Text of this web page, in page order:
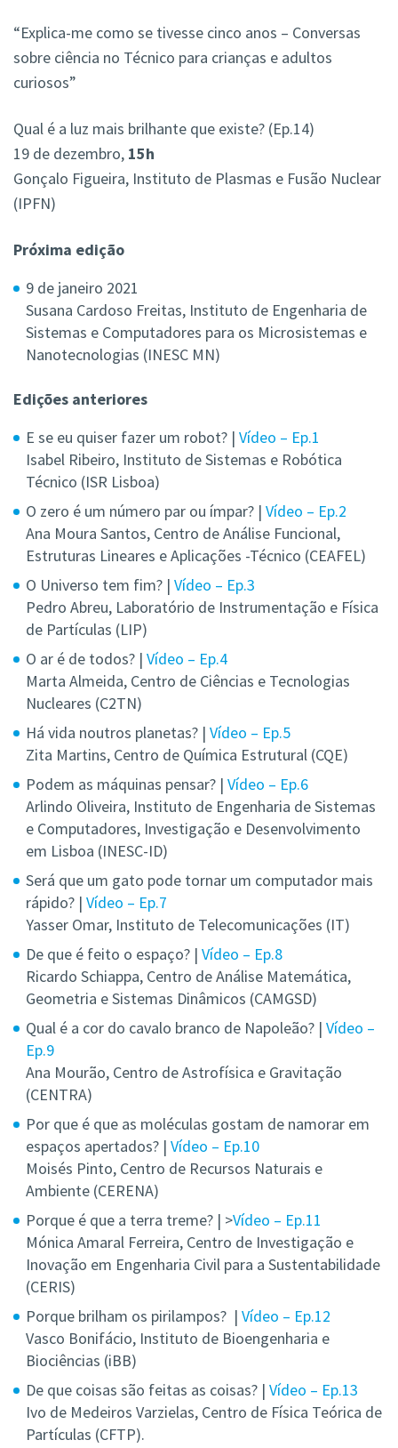
“Explica-me como se tivesse cinco anos – Conversas
sobre ciência no Técnico para crianças e adultos
curiosos”
Qual é a luz mais brilhante que existe? (Ep.14)
19 de dezembro, 15h
Gonçalo Figueira, Instituto de Plasmas e Fusão Nuclear
(IPFN)
Próxima edição
9 de janeiro 2021
Susana Cardoso Freitas, Instituto de Engenharia de
Sistemas e Computadores para os Microsistemas e
Nanotecnologias (INESC MN)
Edições anteriores
E se eu quiser fazer um robot? | Vídeo – Ep.1
Isabel Ribeiro, Instituto de Sistemas e Robótica
Técnico (ISR Lisboa)
O zero é um número par ou ímpar? | Vídeo – Ep.2
Ana Moura Santos, Centro de Análise Funcional,
Estruturas Lineares e Aplicações -Técnico (CEAFEL)
O Universo tem fim? | Vídeo – Ep.3
Pedro Abreu, Laboratório de Instrumentação e Física
de Partículas (LIP)
O ar é de todos? | Vídeo – Ep.4
Marta Almeida, Centro de Ciências e Tecnologias
Nucleares (C2TN)
Há vida noutros planetas? | Vídeo – Ep.5
Zita Martins, Centro de Química Estrutural (CQE)
Podem as máquinas pensar? | Vídeo – Ep.6
Arlindo Oliveira, Instituto de Engenharia de Sistemas
e Computadores, Investigação e Desenvolvimento
em Lisboa (INESC-ID)
Será que um gato pode tornar um computador mais
rápido? | Vídeo – Ep.7
Yasser Omar, Instituto de Telecomunicações (IT)
De que é feito o espaço? | Vídeo – Ep.8
Ricardo Schiappa, Centro de Análise Matemática,
Geometria e Sistemas Dinâmicos (CAMGSD)
Qual é a cor do cavalo branco de Napoleão? | Vídeo –
Ep.9
Ana Mourão, Centro de Astrofísica e Gravitação
(CENTRA)
Por que é que as moléculas gostam de namorar em
espaços apertados? | Vídeo – Ep.10
Moisés Pinto, Centro de Recursos Naturais e
Ambiente (CERENA)
Porque é que a terra treme? | >Vídeo – Ep.11
Mónica Amaral Ferreira, Centro de Investigação e
Inovação em Engenharia Civil para a Sustentabilidade
(CERIS)
Porque brilham os pirilampos? | Vídeo – Ep.12
Vasco Bonifácio, Instituto de Bioengenharia e
Biociências (iBB)
De que coisas são feitas as coisas? | Vídeo – Ep.13
Ivo de Medeiros Varzielas, Centro de Física Teórica de
Partículas (CFTP).